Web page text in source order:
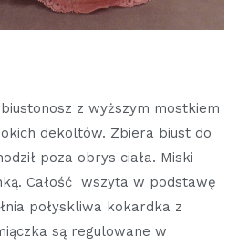
z wyższym mostkiem
dekoltów. Zbiera biust do
poza obrys ciała. Miski
Całość wszyta w podstawę
połyskliwa kokardka z
są regulowane w